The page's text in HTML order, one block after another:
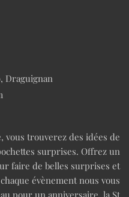
Draguignan
vous trouverez des idées de
surprises. Offrez un
faire de belles surprises et
évènement nous vous
pour un anniversaire, la St